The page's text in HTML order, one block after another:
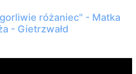
różaniec" - Matka
- Gietrzwałd